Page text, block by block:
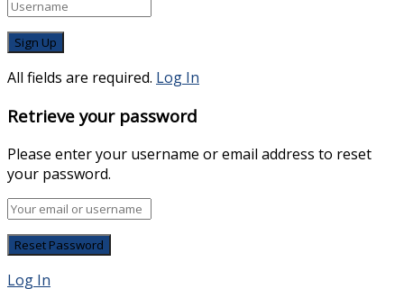
All fields are required. Log In
Retrieve your password
Please enter your username or email address to reset
your password.
Log In